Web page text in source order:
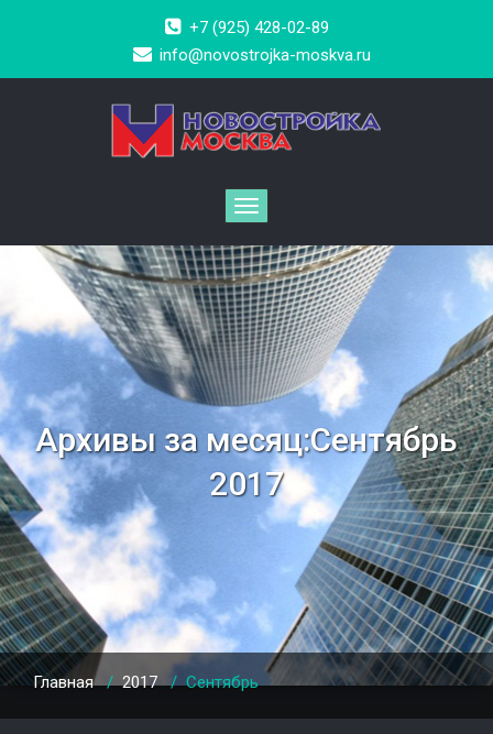
+7 (925) 428-02-89
info@novostrojka-moskva.ru
Архивы за месяц:Сентябрь
2017
Главная/2017/Сентябрь